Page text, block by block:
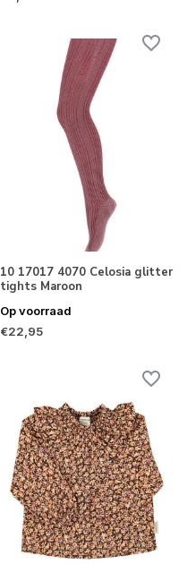
10 17017 4070 Celosia glitter
tights Maroon
Op voorraad
€22,95